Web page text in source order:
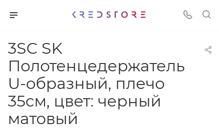
3SC SK
Полотенцедержатель
U-образный, плечо
35см, цвет: черный
матовый